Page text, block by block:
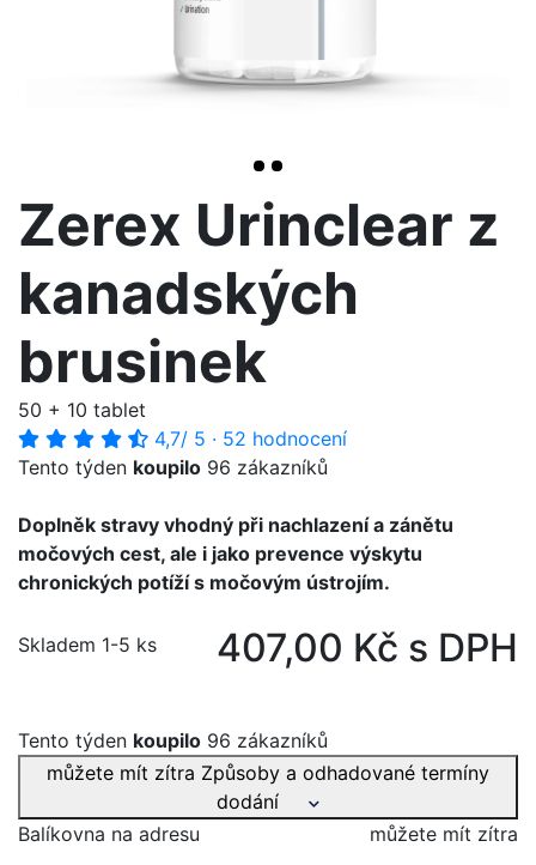
Zerex Urinclear z
kanadských
brusinek
50 + 10 tablet
4,7/ 5 · 52 hodnocení
Tento týden koupilo 96 zákazníků
Doplněk stravy vhodný při nachlazení a zánětu
močových cest, ale i jako prevence výskytu
chronických potíží s močovým ústrojím.
Skladem 1-5 ks 407,00 Kč s DPH
Tento týden koupilo 96 zákazníků
můžete mít zítra Způsoby a odhadované termíny
dodání
Balíkovna na adresu
můžete mít zítra